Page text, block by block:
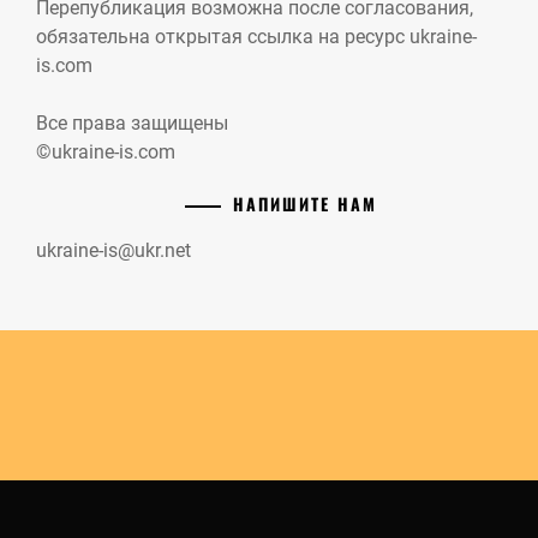
Перепубликация возможна после согласования,
обязательна открытая ссылка на ресурс ukraine-
is.com
Все права защищены
©ukraine-is.com
НАПИШИТЕ НАМ
ukraine-is@ukr.net